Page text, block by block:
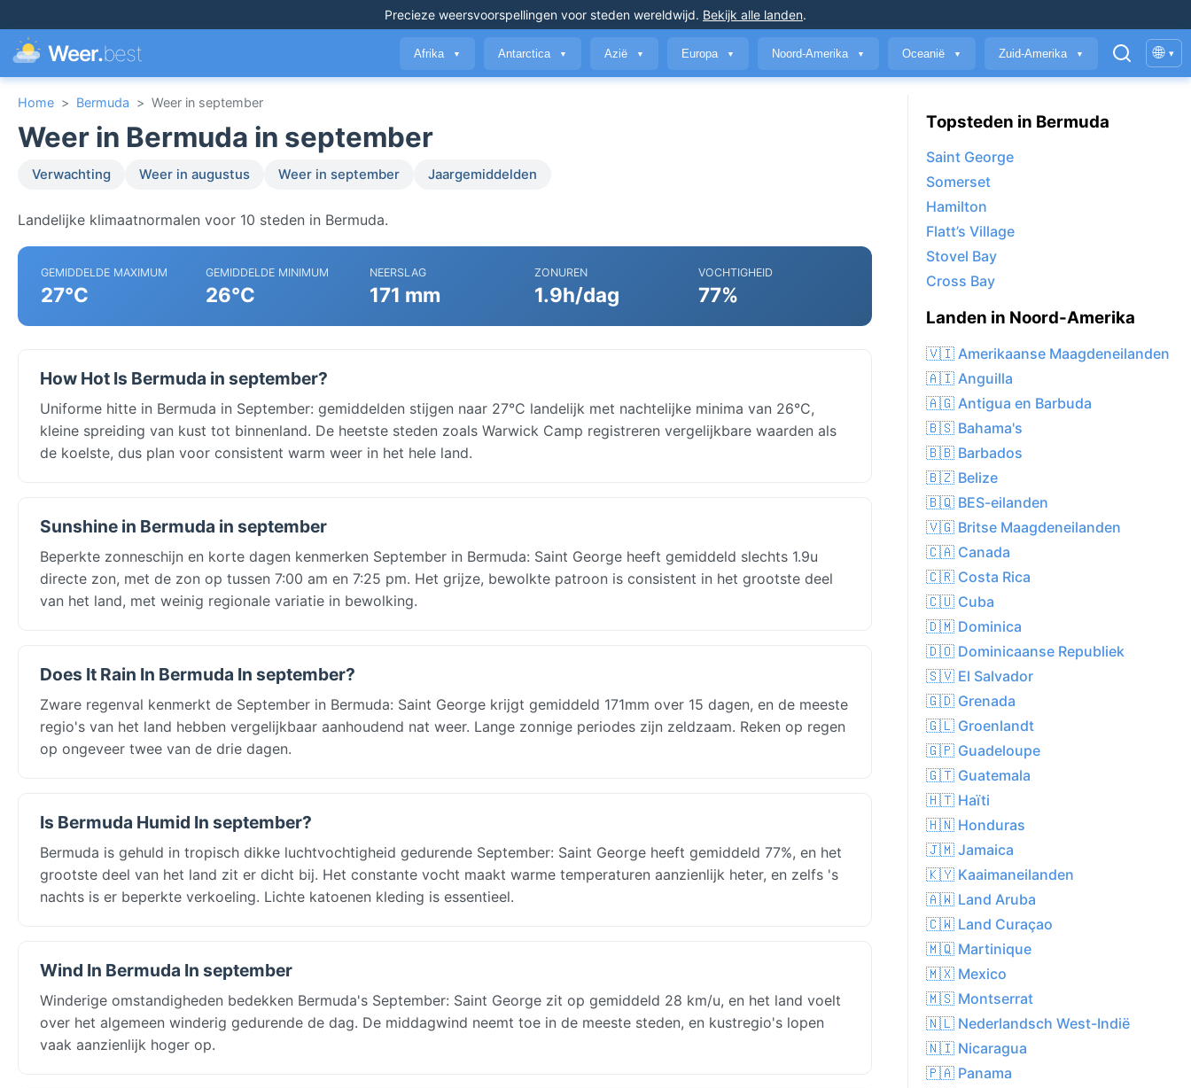
Precieze weersvoorspellingen voor steden wereldwijd. Bekijk alle landen.
Weer.best Afrika ▼ Antarctica ▼ Azië ▼ Europa ▼ Noord-Amerika ▼ Oceanië ▼ Zuid-Amerika ▼ 🌐 ▾
Home > Bermuda > Weer in september
Weer in Bermuda in september
Verwachting Weer in augustus Weer in september Jaargemiddelden
Landelijke klimaatnormalen voor 10 steden in Bermuda.
GEMIDDELDE MAXIMUM
27°C
GEMIDDELDE MINIMUM
26°C
NEERSLAG
171 mm
ZONUREN
1.9h/dag
VOCHTIGHEID
77%
How Hot Is Bermuda in september?
Uniforme hitte in Bermuda in September: gemiddelden stijgen naar 27°C landelijk met nachtelijke minima van 26°C,
kleine spreiding van kust tot binnenland. De heetste steden zoals Warwick Camp registreren vergelijkbare waarden als
de koelste, dus plan voor consistent warm weer in het hele land.
Sunshine in Bermuda in september
Beperkte zonneschijn en korte dagen kenmerken September in Bermuda: Saint George heeft gemiddeld slechts 1.9u
directe zon, met de zon op tussen 7:00 am en 7:25 pm. Het grijze, bewolkte patroon is consistent in het grootste deel
van het land, met weinig regionale variatie in bewolking.
Does It Rain In Bermuda In september?
Zware regenval kenmerkt de September in Bermuda: Saint George krijgt gemiddeld 171mm over 15 dagen, en de meeste
regio's van het land hebben vergelijkbaar aanhoudend nat weer. Lange zonnige periodes zijn zeldzaam. Reken op regen
op ongeveer twee van de drie dagen.
Is Bermuda Humid In september?
Bermuda is gehuld in tropisch dikke luchtvochtigheid gedurende September: Saint George heeft gemiddeld 77%, en het
grootste deel van het land zit er dicht bij. Het constante vocht maakt warme temperaturen aanzienlijk heter, en zelfs 's
nachts is er beperkte verkoeling. Lichte katoenen kleding is essentieel.
Wind In Bermuda In september
Winderige omstandigheden bedekken Bermuda's September: Saint George zit op gemiddeld 28 km/u, en het land voelt
over het algemeen winderig gedurende de dag. De middagwind neemt toe in de meeste steden, en kustregio's lopen
vaak aanzienlijk hoger op.
Topsteden in Bermuda
Saint George
Somerset
Hamilton
Flatt’s Village
Stovel Bay
Cross Bay
Landen in Noord-Amerika
🇻🇮 Amerikaanse Maagdeneilanden
🇦🇮 Anguilla
🇦🇬 Antigua en Barbuda
🇧🇸 Bahama's
🇧🇧 Barbados
🇧🇿 Belize
🇧🇶 BES-eilanden
🇻🇬 Britse Maagdeneilanden
🇨🇦 Canada
🇨🇷 Costa Rica
🇨🇺 Cuba
🇩🇲 Dominica
🇩🇴 Dominicaanse Republiek
🇸🇻 El Salvador
🇬🇩 Grenada
🇬🇱 Groenlandt
🇬🇵 Guadeloupe
🇬🇹 Guatemala
🇭🇹 Haïti
🇭🇳 Honduras
🇯🇲 Jamaica
🇰🇾 Kaaimaneilanden
🇦🇼 Land Aruba
🇨🇼 Land Curaçao
🇲🇶 Martinique
🇲🇽 Mexico
🇲🇸 Montserrat
🇳🇱 Nederlandsch West-Indië
🇳🇮 Nicaragua
🇵🇦 Panama